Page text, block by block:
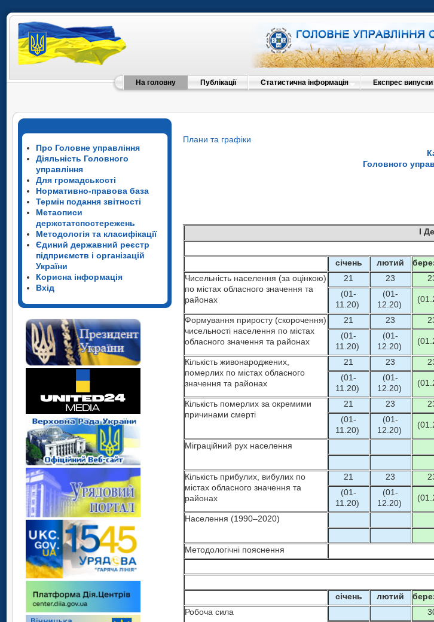
На головну Публікації Статистична інформація Експрес випуски
Про Головне управління
Діяльність Головного
управління
Для громадськості
Нормативно-правова база
Термін подання звітності
Метаописи
держстатспостережень
Методологія та класифікації
Єдиний державний реєстр
підприємств і організацій
України
Корисна інформація
Вхід
Плани та графіки
Головного
I
січень
лютий
Чисельність населення (за оцінкою)
по містах обласного значення та
районах
21 23
(01-
11.20)
(01-
12.20)
Формування приросту (скорочення)
чисельності населення по містах
обласного значення та районах
21 23
(01-
11.20)
(01-
12.20)
Кількість живонароджених,
померлих по містах обласного
значення та районах
21 23
(01-
11.20)
(01-
12.20)
Кількість померлих за окремими
причинами смерті
21 23
(01-
11.20)
(01-
12.20)
Міграційний рух населення
Кількість прибулих, вибулих по
містах обласного значення та
районах
21 23
(01-
11.20)
(01-
12.20)
Населення (1990–2020)
Методологічні пояснення
січень
лютий
Робоча сила